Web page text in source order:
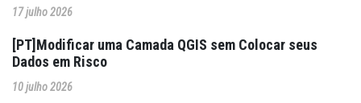
17 julho 2026
[PT]Modificar uma Camada QGIS sem Colocar seus
Dados em Risco
10 julho 2026